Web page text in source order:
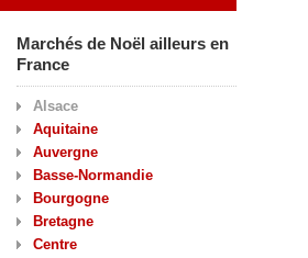
Marchés de Noël ailleurs en
France
Alsace
Aquitaine
Auvergne
Basse-Normandie
Bourgogne
Bretagne
Centre